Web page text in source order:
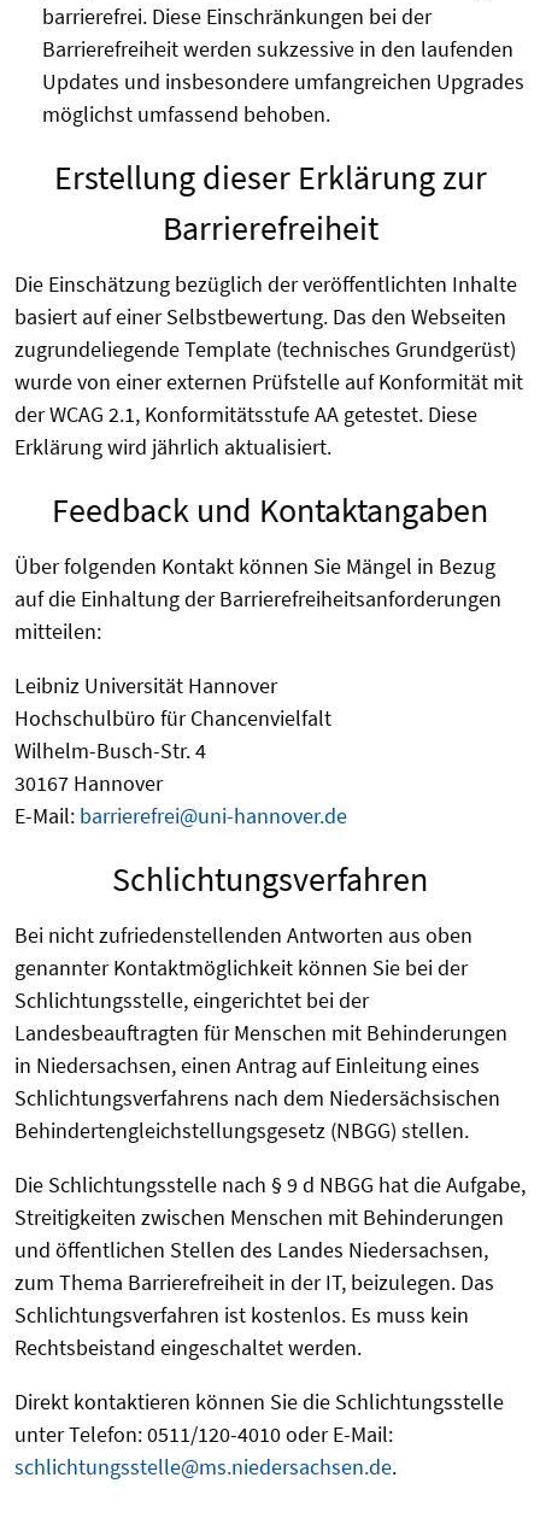
barrierefrei. Diese Einschränkungen bei der
Barrierefreiheit werden sukzessive in den laufenden
Updates und insbesondere umfangreichen Upgrades
möglichst umfassend behoben.
Erstellung dieser Erklärung zur
Barrierefreiheit
Die Einschätzung bezüglich der veröffentlichten Inhalte
basiert auf einer Selbstbewertung. Das den Webseiten
zugrundeliegende Template (technisches Grundgerüst)
wurde von einer externen Prüfstelle auf Konformität mit
der WCAG 2.1, Konformitätsstufe AA getestet. Diese
Erklärung wird jährlich aktualisiert.
Feedback und Kontaktangaben
Über folgenden Kontakt können Sie Mängel in Bezug
auf die Einhaltung der Barrierefreiheitsanforderungen
mitteilen:
Leibniz Universität Hannover
Hochschulbüro für Chancenvielfalt
Wilhelm-Busch-Str. 4
30167 Hannover
E-Mail: barrierefrei@uni-hannover.de
Schlichtungsverfahren
Bei nicht zufriedenstellenden Antworten aus oben
genannter Kontaktmöglichkeit können Sie bei der
Schlichtungsstelle, eingerichtet bei der
Landesbeauftragten für Menschen mit Behinderungen
in Niedersachsen, einen Antrag auf Einleitung eines
Schlichtungsverfahrens nach dem Niedersächsischen
Behindertengleichstellungsgesetz (NBGG) stellen.
Die Schlichtungsstelle nach § 9 d NBGG hat die Aufgabe,
Streitigkeiten zwischen Menschen mit Behinderungen
und öffentlichen Stellen des Landes Niedersachsen,
zum Thema Barrierefreiheit in der IT, beizulegen. Das
Schlichtungsverfahren ist kostenlos. Es muss kein
Rechtsbeistand eingeschaltet werden.
Direkt kontaktieren können Sie die Schlichtungsstelle
unter Telefon: 0511/120-4010 oder E-Mail:
schlichtungsstelle@ms.niedersachsen.de.